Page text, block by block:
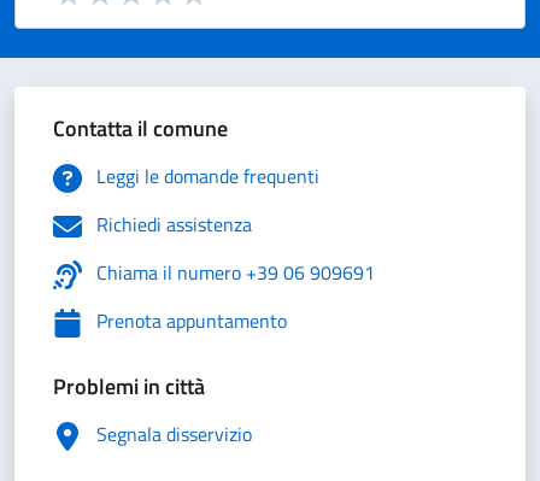
Valuta 5 stelle su 5
Valuta 4 stelle su 5
Valuta 3 stelle su 5
Valuta 2 stelle su 5
Valuta 1 stelle su 5
Contatta il comune
Leggi le domande frequenti
Richiedi assistenza
Chiama il numero +39 06 909691
Prenota appuntamento
Problemi in città
Segnala disservizio